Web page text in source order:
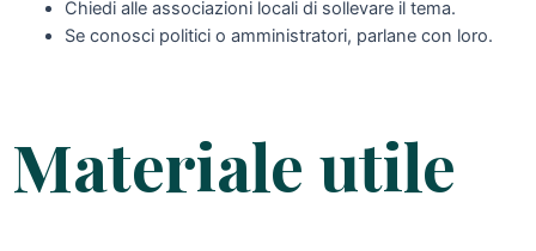
Chiedi alle associazioni locali di sollevare il tema.
Se conosci politici o amministratori, parlane con loro.
Materiale utile